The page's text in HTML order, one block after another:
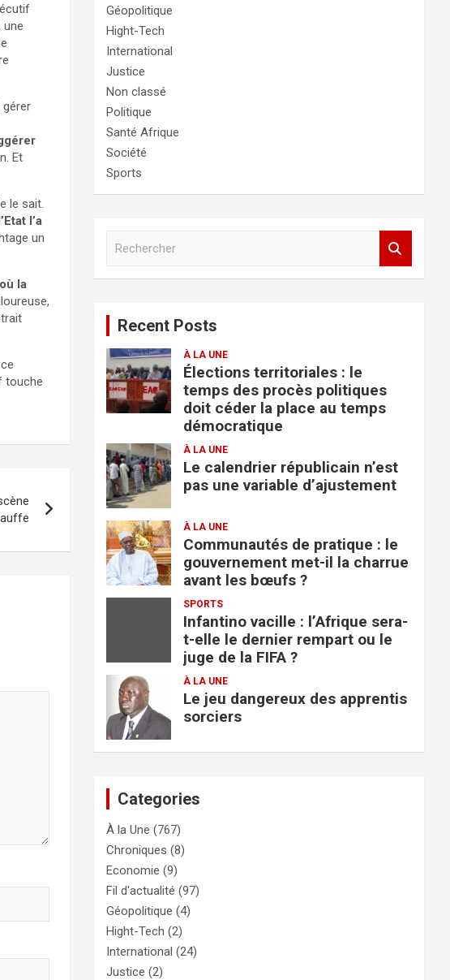
une
gérer
Et
le sait.
l’a
un
la
touche
Géopolitique
Hight-Tech
International
Justice
Non classé
Politique
Santé Afrique
Société
Sports
c
h
e
r
Recent Posts
À LA UNE
Élections territoriales : le
temps des procès politiques
doit céder la place au temps
démocratique
À LA UNE
Le calendrier républicain n’est
pas une variable d’ajustement
À LA UNE
Communautés de pratique : le
gouvernement met-il la charrue
avant les bœufs ?
SPORTS
Infantino vacille : l’Afrique sera-
t-elle le dernier rempart ou le
juge de la FIFA ?
À LA UNE
Le jeu dangereux des apprentis
sorciers
Categories
À la Une (767)
Chroniques (8)
Economie (9)
Fil d'actualité (97)
Géopolitique (4)
Hight-Tech (2)
International (24)
Justice (2)